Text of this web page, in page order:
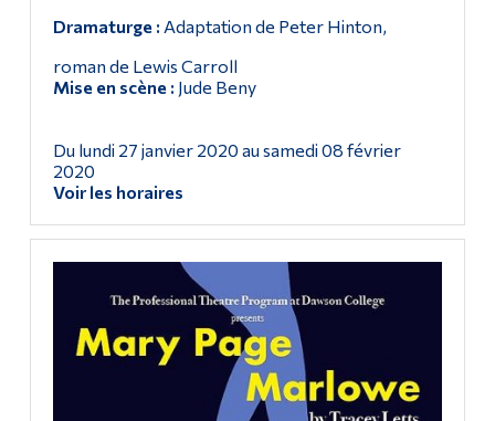
Dramaturge : Adaptation de Peter Hinton,
roman de Lewis Carroll
Mise en scène : Jude Beny
Du lundi 27 janvier 2020 au samedi 08 février
2020
Voir les horaires